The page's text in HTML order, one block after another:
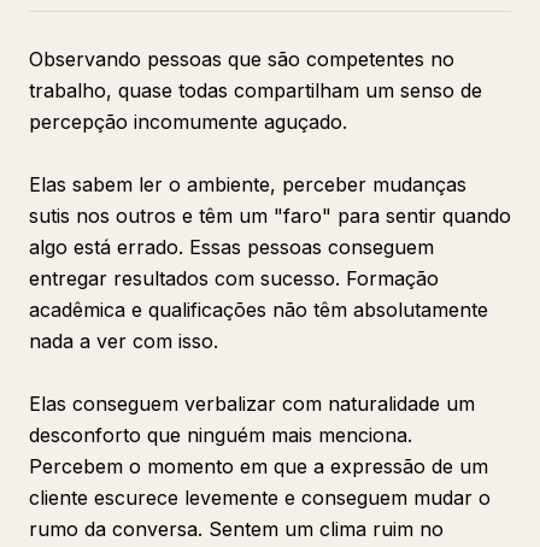
Observando pessoas que são competentes no
trabalho, quase todas compartilham um senso de
percepção incomumente aguçado.
Elas sabem ler o ambiente, perceber mudanças
sutis nos outros e têm um "faro" para sentir quando
algo está errado. Essas pessoas conseguem
entregar resultados com sucesso. Formação
acadêmica e qualificações não têm absolutamente
nada a ver com isso.
Elas conseguem verbalizar com naturalidade um
desconforto que ninguém mais menciona.
Percebem o momento em que a expressão de um
cliente escurece levemente e conseguem mudar o
rumo da conversa. Sentem um clima ruim no